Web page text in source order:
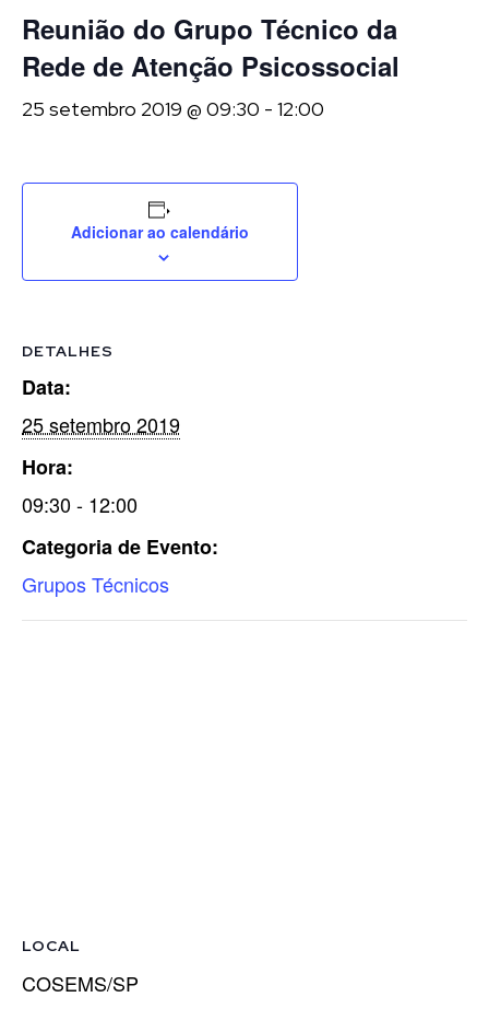
Reunião do Grupo Técnico da
Rede de Atenção Psicossocial
25 setembro 2019 @ 09:30 - 12:00
Adicionar ao calendário
DETALHES
Data:
25 setembro 2019
Hora:
09:30 - 12:00
Categoria de Evento:
Grupos Técnicos
LOCAL
COSEMS/SP